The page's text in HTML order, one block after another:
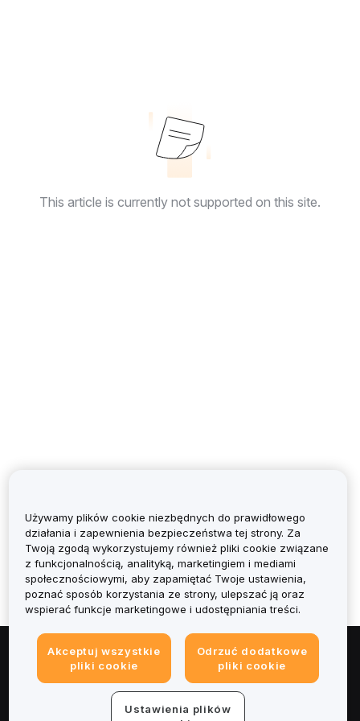
This article is currently not supported on this site.
Czy było to pomocne?
Informacje
działania i zapewnienia bezpieczeństwa tej strony. Za
Twoją zgodą wykorzystujemy również pliki cookie związane
z funkcjonalnością, analityką, marketingiem i mediami
społecznościowymi, aby zapamiętać Twoje ustawienia,
poznać sposób korzystania ze strony, ulepszać ją oraz
wspierać funkcje marketingowe i udostępniania treści.
Akceptuj wszystkie
pliki cookie
Odrzuć dodatkowe
pliki cookie
Ustawienia plików
cookie